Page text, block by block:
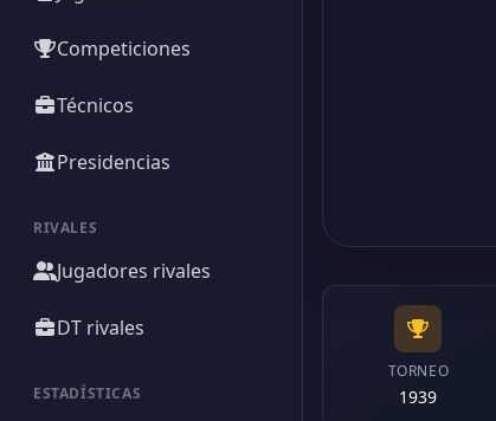
Competiciones
Técnicos
Presidencias
RIVALES
Jugadores rivales
DT rivales
ESTADÍSTICAS
TORNEO
1939